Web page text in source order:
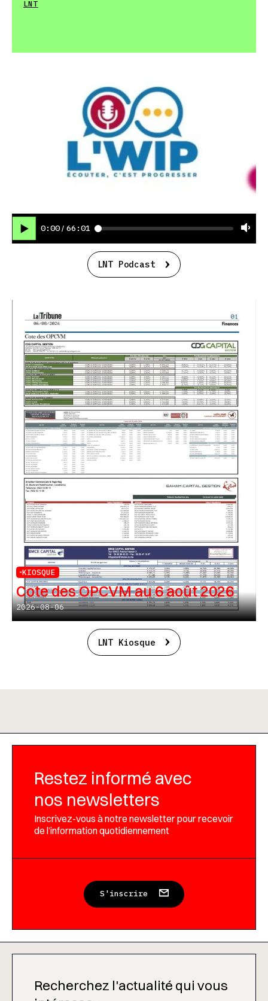
LNT
0:00 / 66:01
LNT Podcast
KIOSQUE
Cote des OPCVM au 6 août 2026
2026-08-06
LNT Kiosque
Restez informé avec
nos newsletters
Inscrivez-vous à notre newsletter pour recevoir
de l’information quotidiennement
S'inscrire
Recherchez l'actualité qui vous